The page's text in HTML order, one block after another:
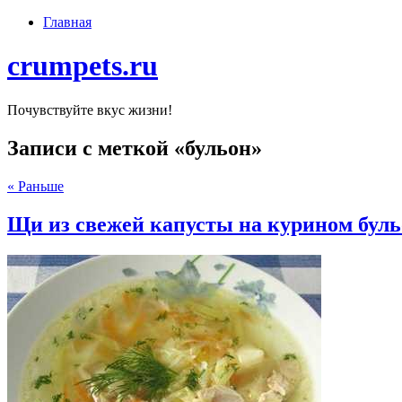
Главная
crumpets.ru
Почувствуйте вкус жизни!
Записи с меткой «бульон»
« Раньше
Щи из свежей капусты на курином